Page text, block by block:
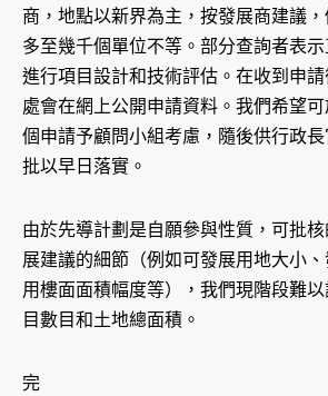
商，地點以新界為主，按發展商建議
多至幾千個單位不等。部分查詢者表
進行項目設計和技術評估。在收到申
處會在網上公開申請資料。我們希望
個申請予顧問小組考慮，隨後供行政
批以早日落實。
由於先導計劃是自願參與性質，可批
展建議的細節（例如可發展用地大小
用樓面面積幅度等），我們現階段難
目數目和土地總面積。
完